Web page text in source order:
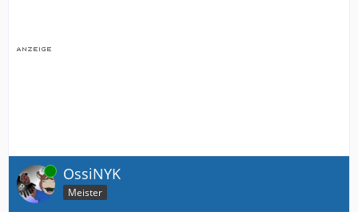
Online OssiNYK
Meister